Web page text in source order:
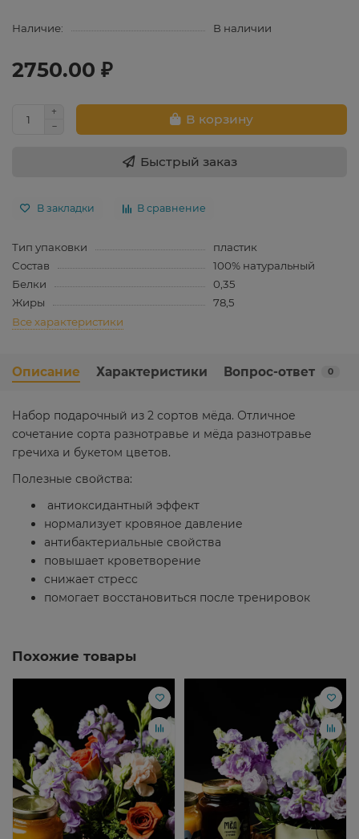
Наличие: В наличии
2750.00 ₽
В корзину
Быстрый заказ
В закладки В сравнение
Тип упаковки
пластик
Состав
100% натуральный
Белки
0,35
Жиры
78,5
Все характеристики
Описание Характеристики Вопрос-ответ 0
Набор подарочный из 2 сортов мёда. Отличное
сочетание сорта разнотравье и мёда разнотравье
гречиха и букетом цветов.
Полезные свойства:
антиоксидантный эффект
нормализует кровяное давление
антибактериальные свойства
повышает кроветворение
снижает стресс
помогает восстановиться после тренировок
Похожие товары